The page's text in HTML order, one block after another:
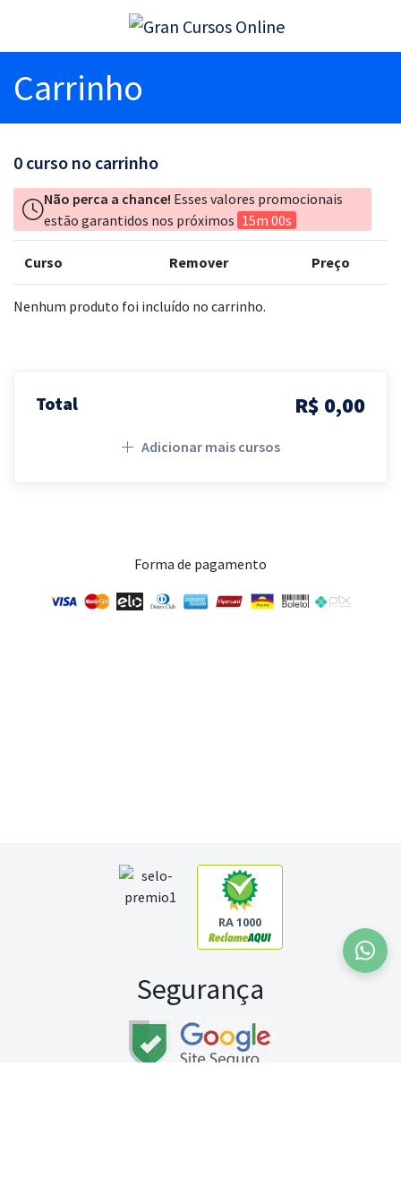
Carrinho
0 curso no carrinho
Não perca a chance! Esses valores promocionais
estão garantidos nos próximos 15m 00s
Curso Remover Preço
Nenhum produto foi incluído no carrinho.
Total R$ 0,00
Adicionar mais cursos
Forma de pagamento
RA 1000
Segurança